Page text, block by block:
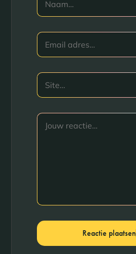
Reactie plaatsen